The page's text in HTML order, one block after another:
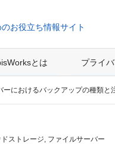
お役立ち情報サイト
とは プライ
ーにおけるバックアップの種類と
ストレージ ファイルサーバー